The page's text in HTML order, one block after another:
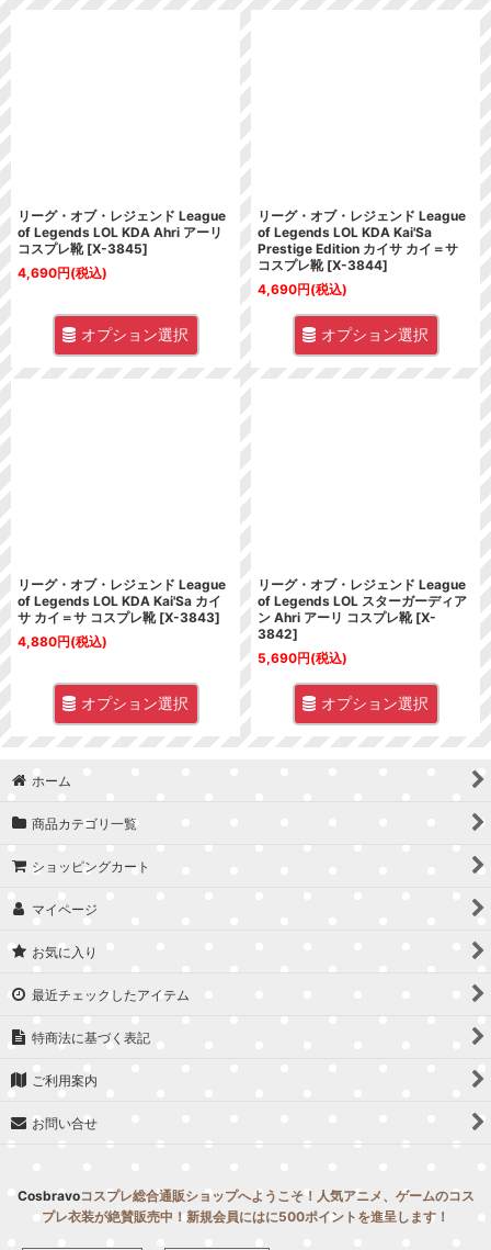
リーグ・オブ・レジェンド League
of Legends LOL KDA Ahri アーリ
コスプレ靴 [X-3845]
4,690円(税込)
オプション選択
リーグ・オブ・レジェンド League
of Legends LOL KDA Kai'Sa
Prestige Edition カイサ カイ＝サ
コスプレ靴 [X-3844]
4,690円(税込)
オプション選択
リーグ・オブ・レジェンド League
of Legends LOL KDA Kai'Sa カイ
サ カイ＝サ コスプレ靴 [X-3843]
4,880円(税込)
オプション選択
リーグ・オブ・レジェンド League
of Legends LOL スターガーディア
ン Ahri アーリ コスプレ靴 [X-
3842]
5,690円(税込)
オプション選択
ホーム
商品カテゴリ一覧
ショッピングカート
マイページ
お気に入り
最近チェックしたアイテム
特商法に基づく表記
ご利用案内
お問い合せ
Cosbravoコスプレ総合通販ショップへようこそ！人気アニメ、ゲームのコス
プレ衣装が絶賛販売中！新規会員にはに500ポイントを進呈します！